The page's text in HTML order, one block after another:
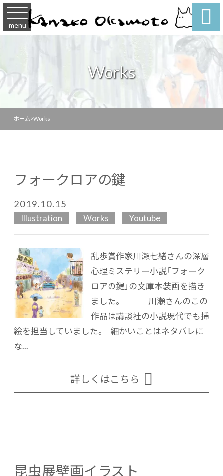
menu 
Works
ホーム>Works
フォークロアの鍵
2019.10.15
Illustration Works Youtube
乱歩賞作家川瀬七緒さんの深層
心理ミステリー小説「フォーク
ロアの鍵」の文庫本装画を描き
ました。 川瀬さんのこの
作品は講談社の小説現代でも挿
絵を担当していました。 細かいことはネタバレに
な...
詳しくはこちら
昆虫展壁画イラスト